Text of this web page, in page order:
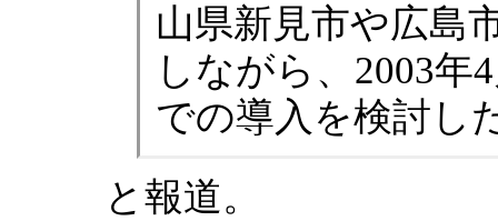
山県新見市や広島
しながら、2003年
での導入を検討し
と報道。